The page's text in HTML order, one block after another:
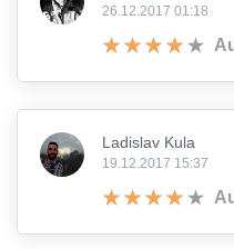
26.12.2017 01:18
Ladislav Kula
19.12.2017 15:37